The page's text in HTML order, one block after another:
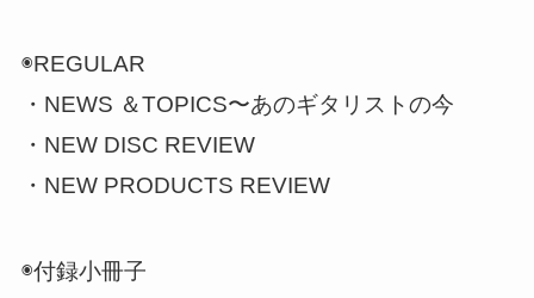
◉REGULAR
・NEWS ＆TOPICS〜あのギタリストの今
・NEW DISC REVIEW
・NEW PRODUCTS REVIEW
◉付録小冊子